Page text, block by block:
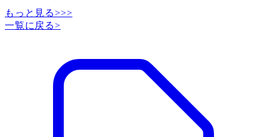
もっと見る>>>
一覧に戻る>